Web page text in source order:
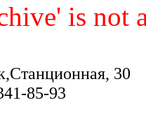
is not
30
85-93